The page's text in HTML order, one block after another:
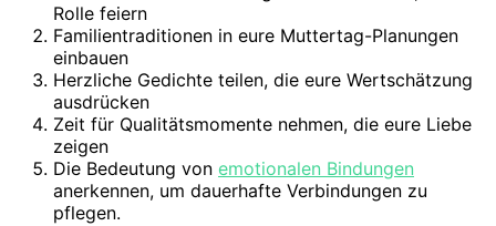
Rolle feiern
Familientraditionen in eure Muttertag-Planungen
einbauen
Herzliche Gedichte teilen, die eure Wertschätzung
ausdrücken
Zeit für Qualitätsmomente nehmen, die eure Liebe
zeigen
Die Bedeutung von emotionalen Bindungen
anerkennen, um dauerhafte Verbindungen zu
pflegen.